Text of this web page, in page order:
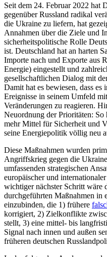
Seit dem 24. Februar 2022 hat
gegenüber Russland radikal
die Ukraine zu liefern, hat
Annahmen über die Ziele und
sicherheitspolitische Rolle
ist. Deutschland hat an harten
Importe nach und Exporte aus
Energie) eingestellt und
gesellschaftlichen Dialog mit
Damit hat es bewiesen, dass
Ereignisse in seinem Umfeld
Veränderungen zu reagieren.
Neuordnung der Prioritäten:
mehr Mittel für Sicherheit und
seine Energiepolitik völlig neu
Diese Maßnahmen wurden
Angriffskrieg gegen die
umfassenden strategischen
europäischer und
wichtiger nächster Schritt wäre
durchgeführ­ten Maßnahmen in
einzubinden, die 1) frühere
korrigiert, 2) Zielkonflikte
stellt, 3) eine mittel- bis
Signal nach innen und außen
früheren deutschen